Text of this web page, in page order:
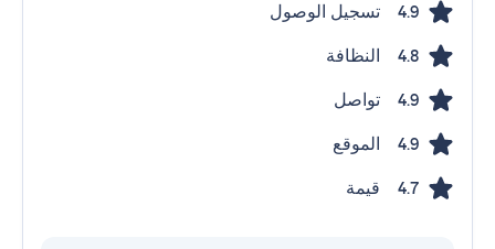
4.9 تسجيل الوصول
4.8 النظافة
4.9 تواصل
4.9 الموقع
4.7 قيمة